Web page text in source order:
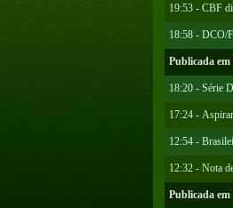
19:53 - CBF
18:58 - DCO/
Publicada em
18:20 - Série
17:24 -
12:54 -
12:32 - Nota
Publicada em